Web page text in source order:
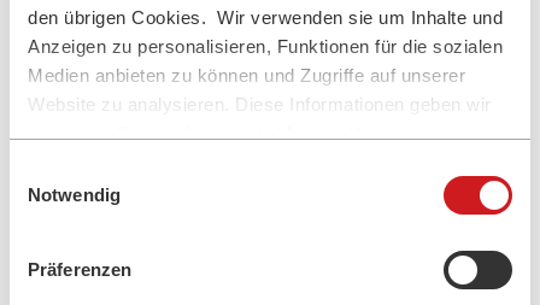
den übrigen Cookies. Wir verwenden sie um Inhalte und
Anzeigen zu personalisieren, Funktionen für die sozialen
Medien anbieten zu können und Zugriffe auf unserer
Website zu analysieren. Diese Informationen geben wir
Daten zusammengeführt werden, die Du ihnen
bereitgestellt hast oder sie im Rahmen Deiner Nutzung
Notwendig
Präferenzen